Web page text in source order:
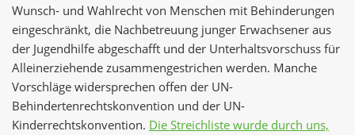
Wunsch- und Wahlrecht von Menschen mit Behinderungen
eingeschränkt, die Nachbetreuung junger Erwachsener aus
der Jugendhilfe abgeschafft und der Unterhaltsvorschuss für
Alleinerziehende zusammengestrichen werden. Manche
Vorschläge widersprechen offen der UN-
Behindertenrechtskonvention und der UN-
Kinderrechtskonvention. Die Streichliste wurde durch uns,